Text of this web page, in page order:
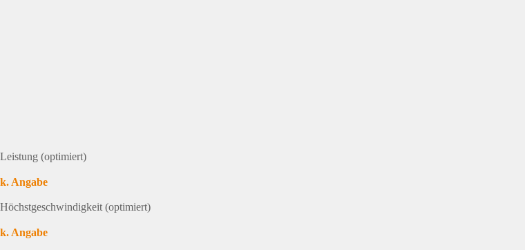
Leistung (optimiert)
k. Angabe
Höchstgeschwindigkeit (optimiert)
k. Angabe